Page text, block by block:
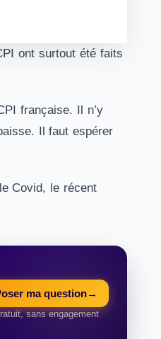
ont surtout été faits
française. Il n’y
Il faut espérer
Covid, le récent
ma question→
sans engagement